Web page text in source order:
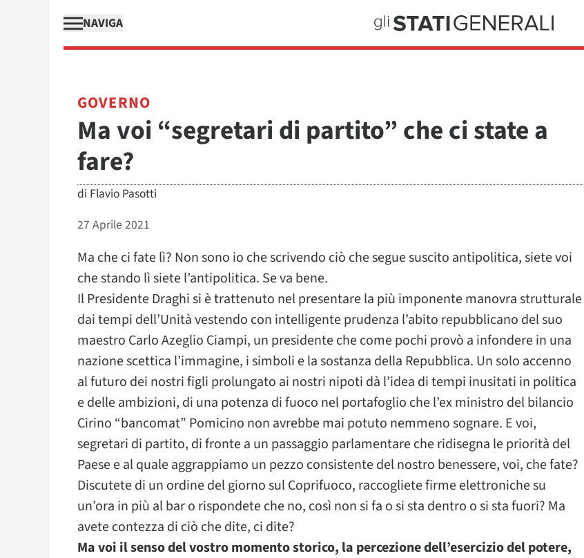
NAVIGA
GOVERNO
Ma voi “segretari di partito” che ci state a
fare?
di Flavio Pasotti
27 Aprile 2021
Ma che ci fate lì? Non sono io che scrivendo ciò che segue suscito antipolitica, siete voi
che stando lì siete l’antipolitica. Se va bene.
Il Presidente Draghi si è trattenuto nel presentare la più imponente manovra strutturale
dai tempi dell’Unità vestendo con intelligente prudenza l’abito repubblicano del suo
maestro Carlo Azeglio Ciampi, un presidente che come pochi provò a infondere in una
nazione scettica l’immagine, i simboli e la sostanza della Repubblica. Un solo accenno
al futuro dei nostri figli prolungato ai nostri nipoti dà l’idea di tempi inusitati in politica
e delle ambizioni, di una potenza di fuoco nel portafoglio che l’ex ministro del bilancio
Cirino “bancomat” Pomicino non avrebbe mai potuto nemmeno sognare. E voi,
segretari di partito, di fronte a un passaggio parlamentare che ridisegna le priorità del
Paese e al quale aggrappiamo un pezzo consistente del nostro benessere, voi, che fate?
Discutete di un ordine del giorno sul Coprifuoco, raccogliete firme elettroniche su
un’ora in più al bar o rispondete che no, così non si fa o si sta dentro o si sta fuori? Ma
avete contezza di ciò che dite, ci dite?
Ma voi il senso del vostro momento storico, la percezione dell’esercizio del potere,